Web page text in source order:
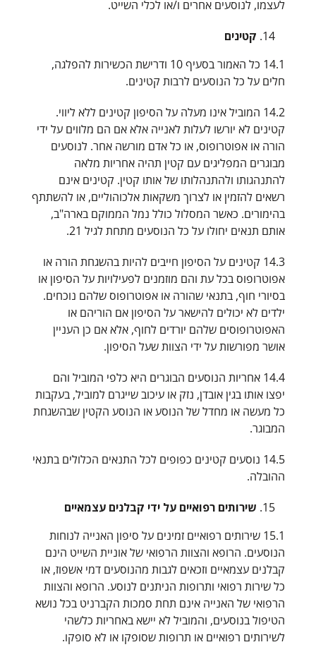
לעצמו, לנוסעים אחרים ו/או לכלי השייט.
קטינים
14.1 כל האמור בסעיף 10 ודרישת הכשירות להפלגה,
חלים על כל הנוסעים לרבות קטינים.
14.2 המוביל אינו מעלה על הסיפון קטינים ללא ליווי.
קטינים לא יורשו לעלות לאנייה אלא אם הם מלווים על ידי
הורה או אפוטרופוס, או כל אדם מורשה אחר. לנוסעים
מבוגרים המפליגים עם קטין תהיה אחריות מלאה
להתנהגותו ולהתנהלותו של אותו קטין. קטינים אינם
רשאים להזמין או לצרוך משקאות אלכוהוליים, או להשתתף
בהימורים. כאשר המסלול כולל נמל הממוקם בארה"ב,
אותם תנאים יחולו על כל הנוסעים מתחת לגיל 21.
14.3 קטינים על הסיפון חייבים להיות בהשגחת הורה או
אפוטרופוס בכל עת והם מוזמנים לפעילויות על הסיפון או
בסיורי חוף, בתנאי שהורה או אפוטרופוס שלהם נוכחים.
ילדים לא יכולים להישאר על הסיפון אם הוריהם או
האפוטרופוסים שלהם יורדים לחוף, אלא אם כן העניין
אושר מפורשות על ידי הצוות שעל הסיפון.
14.4 אחריות הנוסעים הבוגרים היא כלפי המוביל והם
יפצו אותו בגין אובדן, נזק או עיכוב שייגרם למוביל, בעקבות
כל מעשה או מחדל של הנוסע או הנוסע הקטין שבהשגחת
המבוגר.
14.5 נוסעים קטינים כפופים לכל התנאים הכלולים בתנאי
ההובלה.
שירותים רפואיים על ידי קבלנים עצמאיים
15.1 שירותים רפואיים זמינים על סיפון האנייה לנוחות
הנוסעים. הרופא והצוות הרפואי של אוניית השייט הינם
קבלנים עצמאיים וזכאים לגבות מהנוסעים דמי אשפוז, או
כל שירות רפואי ותרופות הניתנים לנוסע. הרופא והצוות
הרפואי של האנייה אינם תחת סמכות הקברניט בכל נושא
הטיפול בנוסעים, והמוביל לא יישא באחריות כלשהי
לשירותים רפואיים או תרופות שסופקו או לא סופקו.